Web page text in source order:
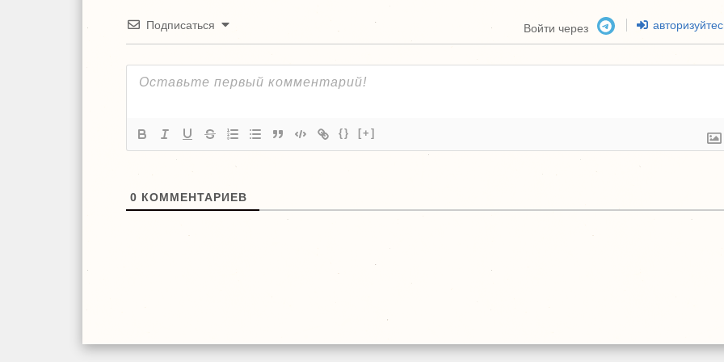
Подписаться Войти через
{} [+]
0 КОММЕНТАРИЕВ